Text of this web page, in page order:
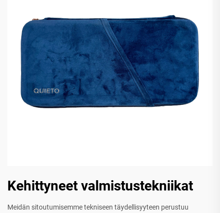
Kehittyneet valmistustekniikat
Meidän sitoutumisemme tekniseen täydellisyyteen perustuu